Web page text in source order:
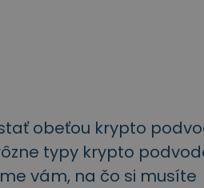
obeťou krypto
typy krypto
vám, na čo si musíte